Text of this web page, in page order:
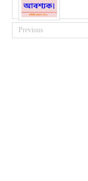
Previous